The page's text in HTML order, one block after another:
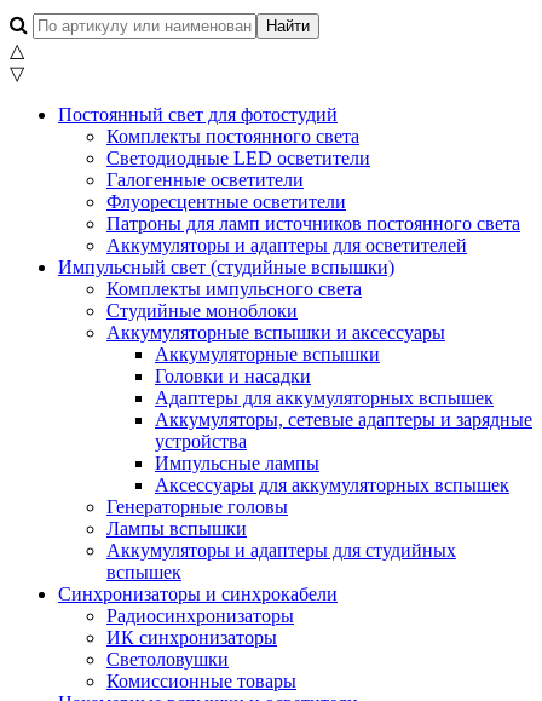
△
▽
Постоянный свет для фотостудий
Комплекты постоянного света
Светодиодные LED осветители
Галогенные осветители
Флуоресцентные осветители
Патроны для ламп источников постоянного света
Аккумуляторы и адаптеры для осветителей
Импульсный свет (студийные вспышки)
Комплекты импульсного света
Студийные моноблоки
Аккумуляторные вспышки и аксессуары
Аккумуляторные вспышки
Головки и насадки
Адаптеры для аккумуляторных вспышек
Аккумуляторы, сетевые адаптеры и зарядные
устройства
Импульсные лампы
Аксессуары для аккумуляторных вспышек
Генераторные головы
Лампы вспышки
Аккумуляторы и адаптеры для студийных
вспышек
Синхронизаторы и синхрокабели
Радиосинхронизаторы
ИК синхронизаторы
Светоловушки
Комиссионные товары